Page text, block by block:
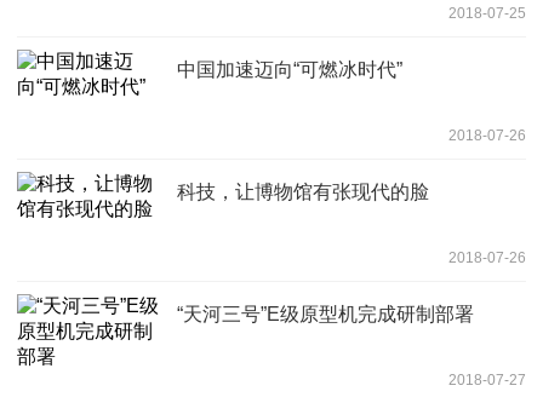
2018-07-25
中国加速迈向“可燃冰时代”
2018-07-26
科技，让博物馆有张现代的脸
2018-07-26
“天河三号”E级原型机完成研制部署
2018-07-27